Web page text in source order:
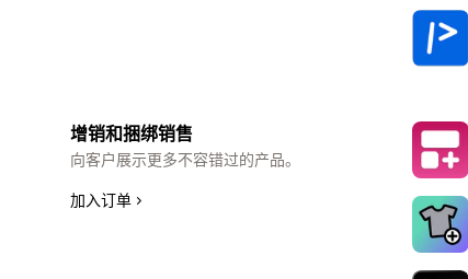
增销和捆绑销售
向客户展示更多不容错过的产品。
加入订单